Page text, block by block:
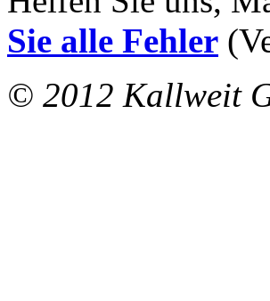
Sie alle Fehler
© 2012 Kallweit